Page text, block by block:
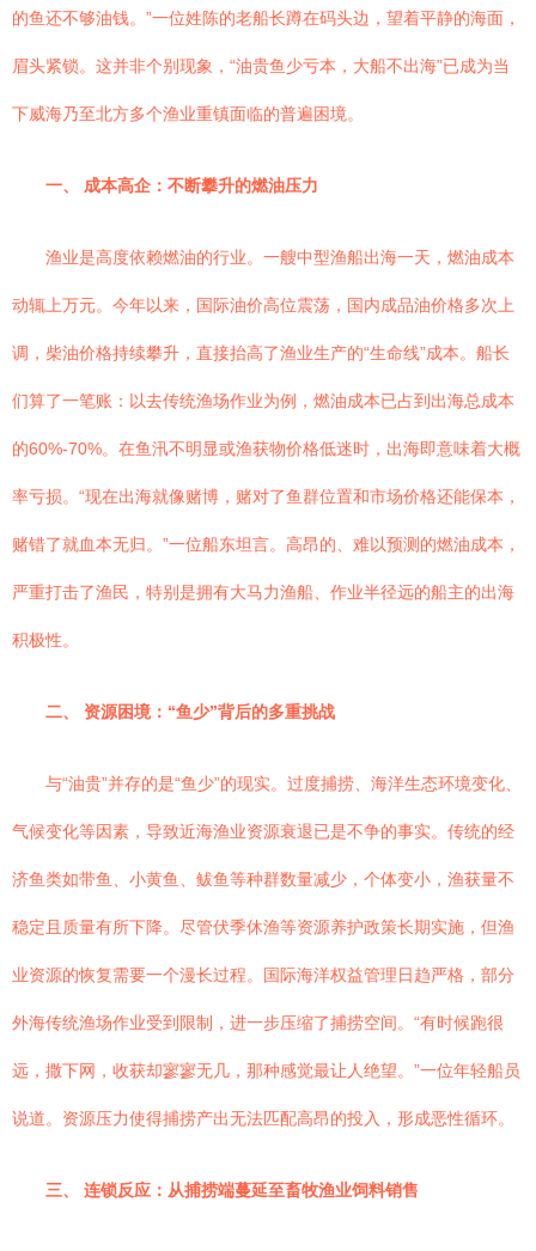
的鱼还不够油钱。”一位姓陈的老船长蹲在码头边，望着平静的海面，
眉头紧锁。这并非个别现象，“油贵鱼少亏本，大船不出海”已成为当
下威海乃至北方多个渔业重镇面临的普遍困境。
一、 成本高企：不断攀升的燃油压力
渔业是高度依赖燃油的行业。一艘中型渔船出海一天，燃油成本
动辄上万元。今年以来，国际油价高位震荡，国内成品油价格多次上
调，柴油价格持续攀升，直接抬高了渔业生产的“生命线”成本。船长
们算了一笔账：以去传统渔场作业为例，燃油成本已占到出海总成本
的60%-70%。在鱼汛不明显或渔获物价格低迷时，出海即意味着大概
率亏损。“现在出海就像赌博，赌对了鱼群位置和市场价格还能保本，
赌错了就血本无归。”一位船东坦言。高昂的、难以预测的燃油成本，
严重打击了渔民，特别是拥有大马力渔船、作业半径远的船主的出海
积极性。
二、 资源困境：“鱼少”背后的多重挑战
与“油贵”并存的是“鱼少”的现实。过度捕捞、海洋生态环境变化、
气候变化等因素，导致近海渔业资源衰退已是不争的事实。传统的经
济鱼类如带鱼、小黄鱼、鲅鱼等种群数量减少，个体变小，渔获量不
稳定且质量有所下降。尽管伏季休渔等资源养护政策长期实施，但渔
业资源的恢复需要一个漫长过程。国际海洋权益管理日趋严格，部分
外海传统渔场作业受到限制，进一步压缩了捕捞空间。“有时候跑很
远，撒下网，收获却寥寥无几，那种感觉最让人绝望。”一位年轻船员
说道。资源压力使得捕捞产出无法匹配高昂的投入，形成恶性循环。
三、 连锁反应：从捕捞端蔓延至畜牧渔业饲料销售